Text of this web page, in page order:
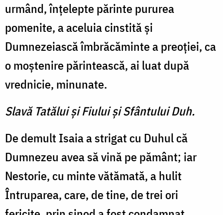
urmând, înţelepte părinte pururea
pomenite, a aceluia cinstită şi
Dumnezeiască îmbrăcăminte a preoţiei, ca
o moştenire părintească, ai luat după
vrednicie, minunate.
Slavă Tatălui şi Fiului şi Sfântului Duh.
De demult Isaia a strigat cu Duhul că
Dumnezeu avea să vină pe pământ; iar
Nestorie, cu minte vătămată, a hulit
Întruparea, care, de tine, de trei ori